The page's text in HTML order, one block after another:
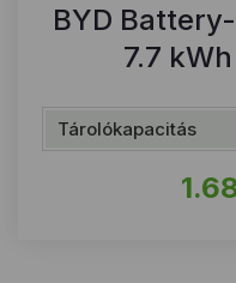
BYD
7.7
Tárolókapacitás